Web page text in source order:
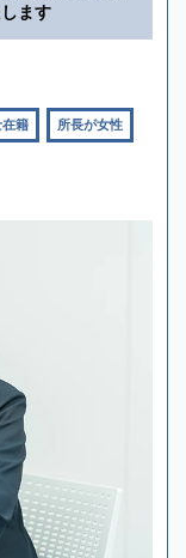
ます
在籍 所長が女性